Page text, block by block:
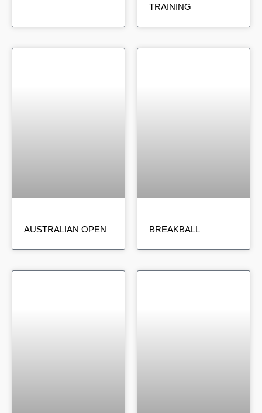
TRAINING
AUSTRALIAN OPEN BREAKBALL